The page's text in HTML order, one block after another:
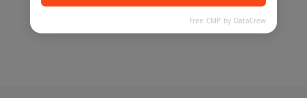
Free CMP by DataCrew